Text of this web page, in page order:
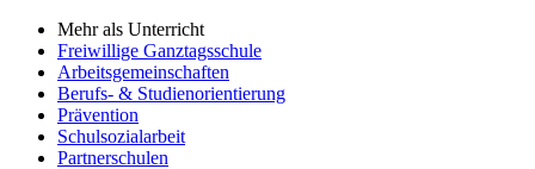
Mehr als Unterricht
Freiwillige Ganztagsschule
Arbeitsgemeinschaften
Berufs- & Studienorientierung
Prävention
Schulsozialarbeit
Partnerschulen